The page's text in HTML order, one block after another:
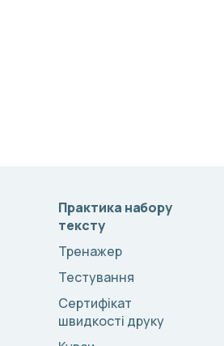
Практика набору
тексту
Тренажер
Тестування
Сертифікат
швидкості друку